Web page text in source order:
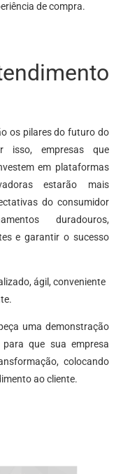
de compra.
os pilares do futuro do
isso, empresas que
em plataformas
estarão mais
do consumidor
duradouros,
e garantir o sucesso
ágil, conveniente
uma demonstração
para que sua empresa
colocando
ao cliente.